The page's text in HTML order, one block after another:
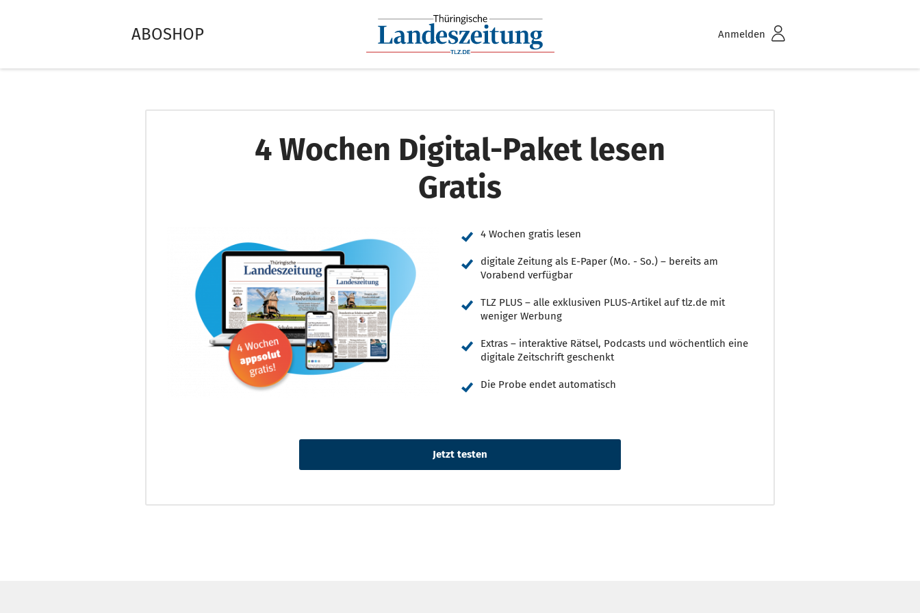
ABOSHOP Anmelden
4 Wochen Digital-Paket lesen
Gratis
4 Wochen gratis lesen
digitale Zeitung als E-Paper (Mo. - So.) – bereits am
Vorabend verfügbar
TLZ PLUS – alle exklusiven PLUS-Artikel auf tlz.de mit
weniger Werbung
Extras – interaktive Rätsel, Podcasts und wöchentlich eine
digitale Zeitschrift geschenkt
Die Probe endet automatisch